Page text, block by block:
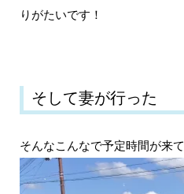
りがたいです！
そして妻が行った
そんなこんなで予定時間が来